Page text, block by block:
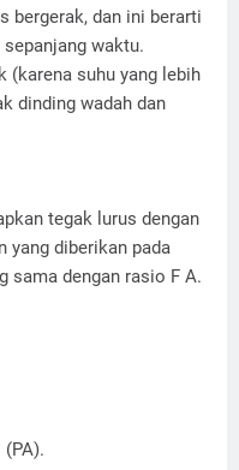
bergerak, dan ini berarti
waktu.
(karena suhu yang lebih
dinding wadah dan
tegak lurus dengan
yang diberikan pada
sama dengan rasio F A.